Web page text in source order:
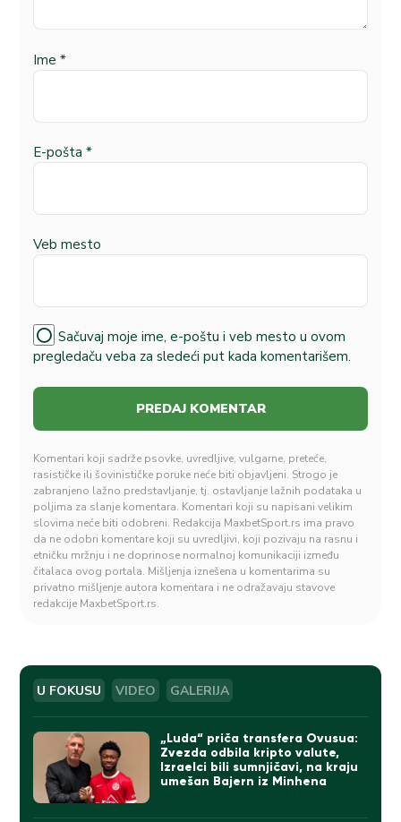
Ime *
E-pošta *
Veb mesto
Sačuvaj moje ime, e-poštu i veb mesto u ovom
pregledaču veba za sledeći put kada komentarišem.
Komentari koji sadrže psovke, uvredljive, vulgarne, preteće,
rasističke ili šovinističke poruke neće biti objavljeni. Strogo je
zabranjeno lažno predstavljanje, tj. ostavljanje lažnih podataka u
poljima za slanje komentara. Komentari koji su napisani velikim
slovima neće biti odobreni. Redakcija MaxbetSport.rs ima pravo
da ne odobri komentare koji su uvredljivi, koji pozivaju na rasnu i
etničku mržnju i ne doprinose normalnoj komunikaciji između
čitalaca ovog portala. Mišljenja iznešena u komentarima su
privatno mišljenje autora komentara i ne odražavaju stavove
redakcije MaxbetSport.rs.
U FOKUSU VIDEO GALERIJA
„Luda“ priča transfera Ovusua:
Zvezda odbila kripto valute,
Izraelci bili sumnjičavi, na kraju
umešan Bajern iz Minhena